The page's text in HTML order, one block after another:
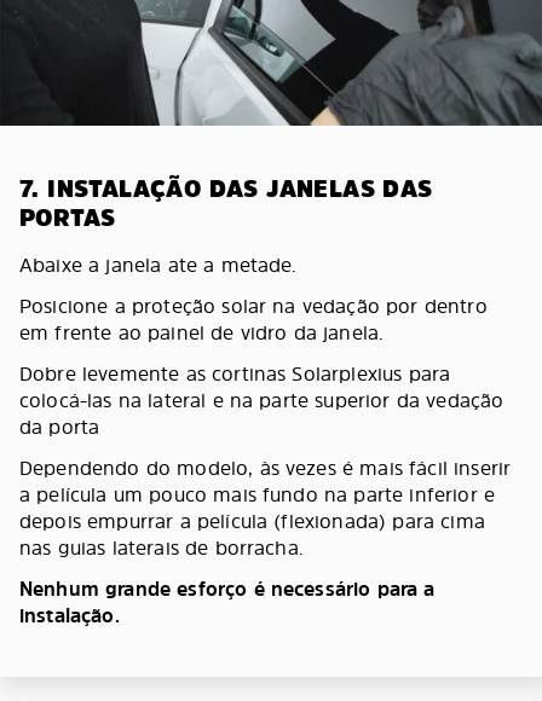
7. INSTALAÇÃO DAS JANELAS DAS
PORTAS
Abaixe a janela ate a metade.
Posicione a proteção solar na vedação por dentro
em frente ao painel de vidro da janela.
Dobre levemente as cortinas Solarplexius para
colocá-las na lateral e na parte superior da vedação
da porta
Dependendo do modelo, às vezes é mais fácil inserir
a película um pouco mais fundo na parte inferior e
depois empurrar a película (flexionada) para cima
nas guias laterais de borracha.
Nenhum grande esforço é necessário para a
instalação.